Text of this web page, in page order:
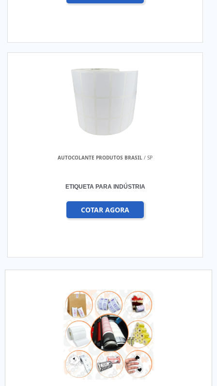
AUTOCOLANTE PRODUTOS BRASIL / SP
ETIQUETA PARA INDÚSTRIA
COTAR AGORA